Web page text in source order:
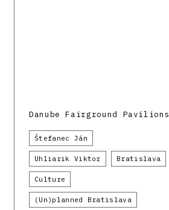
Danube Fairground Pavilions
Štefanec Ján
Uhliarik Viktor Bratislava
Culture
(Un)planned Bratislava